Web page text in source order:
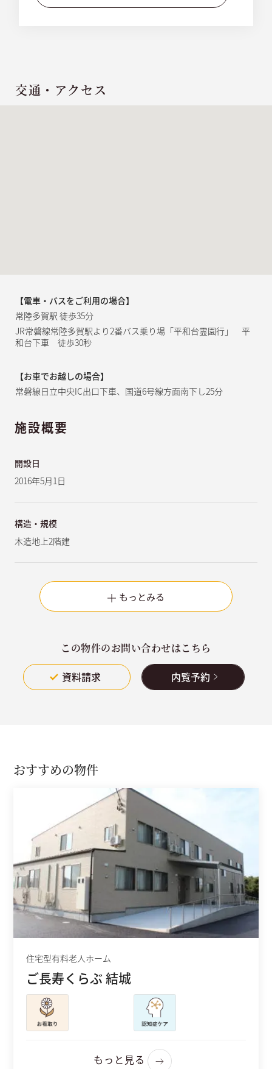
交通・アクセス
【電車・バスをご利用の場合】
常陸多賀駅 徒歩35分
JR常磐線常陸多賀駅より2番バス乗り場「平和台霊園行」 平
和台下車 徒歩30秒
【お車でお越しの場合】
常磐線日立中央IC出口下車、国道6号線方面南下し25分
施設概要
開設日
2016年5月1日
構造・規模
木造地上2階建
もっとみる
この物件のお問い合わせはこちら
資料請求 内覧予約
おすすめの物件
住宅型有料老人ホーム
ご長寿くらぶ 結城
もっと見る